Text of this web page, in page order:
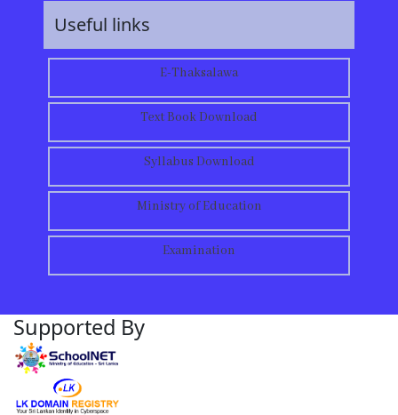
Useful links
E-Thaksalawa
Text Book Download
Syllabus Download
Ministry of Education
Examination
Supported By